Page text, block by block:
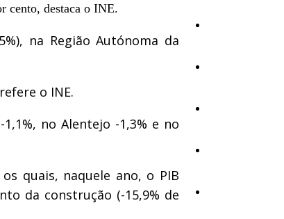
cento, destaca o INE.
na Região Autónoma da
o INE.
no Alentejo -1,3% e no
quais, naquele ano, o PIB
da construção (-15,9% de